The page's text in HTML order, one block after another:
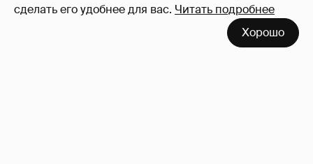
сделать его удобнее для вас. Читать подробнее
Хорошо